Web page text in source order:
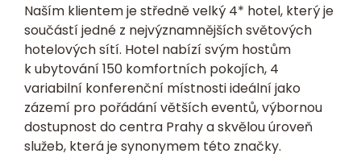
Naším klientem je středně velký 4* hotel, který je
součástí jedné z nejvýznamnějších světových
hotelových sítí. Hotel nabízí svým hostům
k ubytování 150 komfortních pokojích, 4
variabilní konferenční místnosti ideální jako
zázemí pro pořádání větších eventů, výbornou
dostupnost do centra Prahy a skvělou úroveň
služeb, která je synonymem této značky.